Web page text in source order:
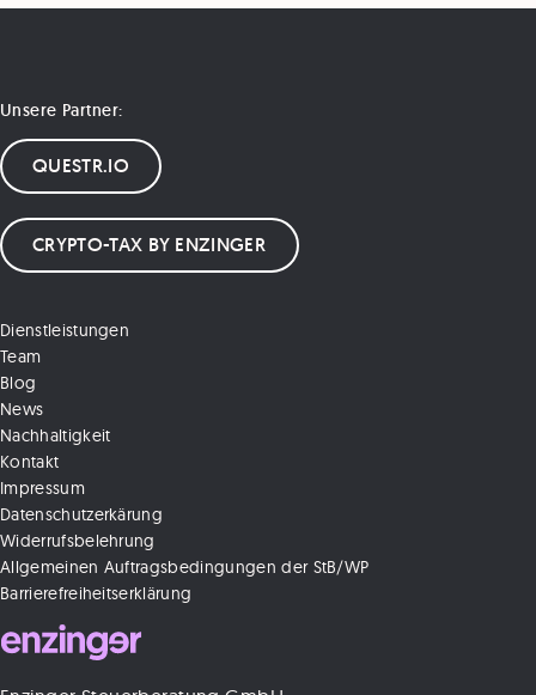
Dienstleistungen
Team
Blog
News
Nachhaltigkeit
Kontakt
Impressum
Datenschutzerkärung
Widerrufsbelehrung
Allgemeinen Auftragsbedingungen der StB/WP
Barrierefreiheitserklärung
Unsere Partner:
QUESTR.IO
CRYPTO-TAX BY ENZINGER